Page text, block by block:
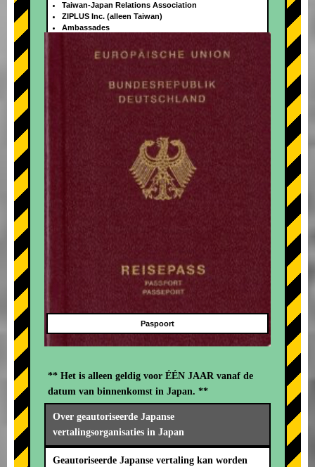
+
Taiwan-Japan Relations Association
ZIPLUS Inc. (alleen Taiwan)
Ambassades
Paspoort
** Het is alleen geldig voor ÉÉN JAAR vanaf de
datum van binnenkomst in Japan. **
Over geautoriseerde Japanse
vertalingsorganisaties in Japan
Geautoriseerde Japanse vertaling kan worden